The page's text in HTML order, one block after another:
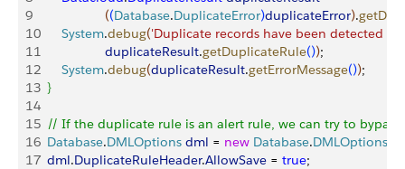
9
((Database.DuplicateError)duplicateError).
10
		System
.debug('Duplicate records have been detected by
11
                  duplicateResult
.getDuplicateRule());
12
		System
.debug(duplicateResult.getErrorMessage());
13 }
14
15
// If the duplicate rule is an alert rule, we can try to bypass
16
	Database
.DMLOptions dml = new Database.DMLOptions
17
	dml
.DuplicateRuleHeader.AllowSave = true;